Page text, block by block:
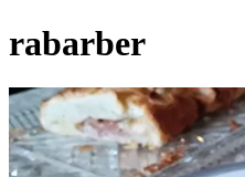
rabarber